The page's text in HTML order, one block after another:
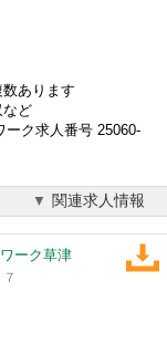
あります
ど
ク求人番号 25060-
関連求人情報
ーク草津